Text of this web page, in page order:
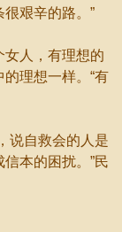
艰辛的路。”
人，有理想的
理想一样。“有
自救会的人是
本的困扰。”民